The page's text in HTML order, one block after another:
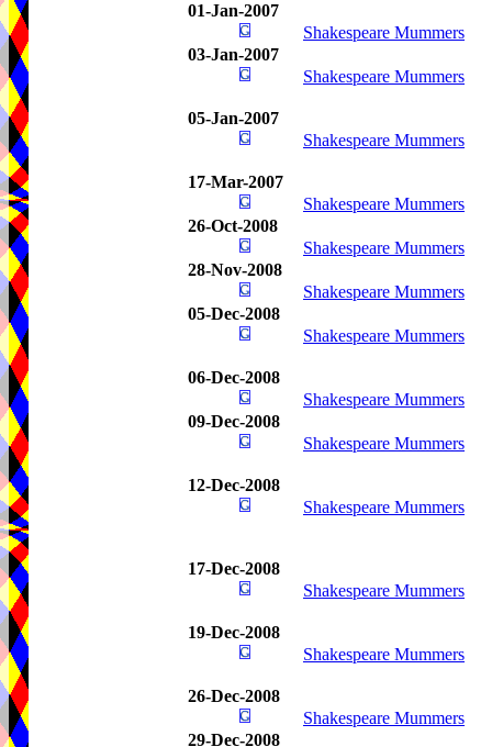
01-Jan-2007
Shakespeare Mummers
03-Jan-2007
Shakespeare Mummers
05-Jan-2007
Shakespeare Mummers
17-Mar-2007
Shakespeare Mummers
26-Oct-2008
Shakespeare Mummers
28-Nov-2008
Shakespeare Mummers
05-Dec-2008
Shakespeare Mummers
06-Dec-2008
Shakespeare Mummers
09-Dec-2008
Shakespeare Mummers
12-Dec-2008
Shakespeare Mummers
17-Dec-2008
Shakespeare Mummers
19-Dec-2008
Shakespeare Mummers
26-Dec-2008
Shakespeare Mummers
29-Dec-2008